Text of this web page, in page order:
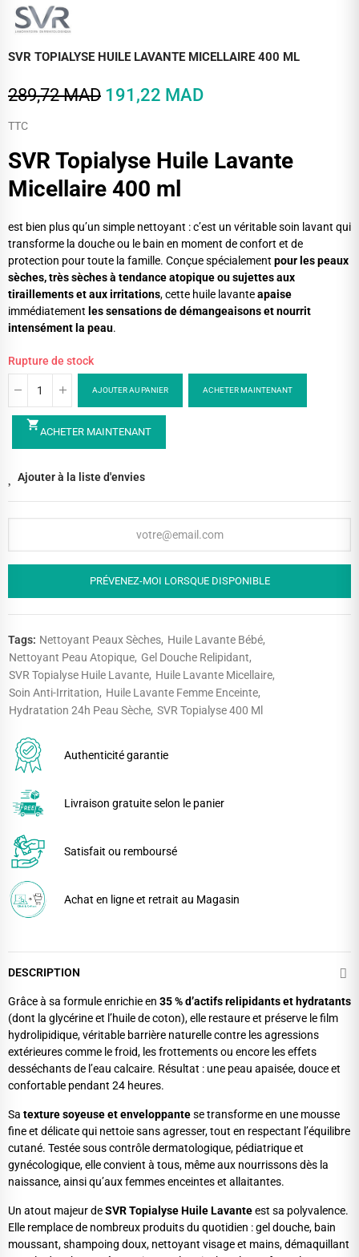
SVR TOPIALYSE HUILE LAVANTE MICELLAIRE 400 ML
289,72 MAD 191,22 MAD
TTC
SVR Topialyse Huile Lavante
Micellaire 400 ml
est bien plus qu’un simple nettoyant : c’est un véritable soin lavant qui
transforme la douche ou le bain en moment de confort et de
protection pour toute la famille. Conçue spécialement pour les peaux
sèches, très sèches à tendance atopique ou sujettes aux
tiraillements et aux irritations, cette huile lavanteapaise
immédiatement les sensations de démangeaisons et nourrit
intensément la peau.
Rupture de stock
AJOUTER AU PANIER ACHETER MAINTENANT
shopping_cartACHETER MAINTENANT
Ajouter à la liste d'envies
PRÉVENEZ-MOI LORSQUE DISPONIBLE
Tags: Nettoyant Peaux Sèches Huile Lavante Bébé
Nettoyant Peau Atopique Gel Douche Relipidant
SVR Topialyse Huile Lavante Huile Lavante Micellaire
Soin Anti-Irritation
Huile Lavante Femme Enceinte
Hydratation 24h Peau Sèche SVR Topialyse 400 Ml
Authenticité garantie
Livraison gratuite selon le panier
Satisfait ou remboursé
Achat en ligne et retrait au Magasin
DESCRIPTION
Grâce à sa formule enrichie en 35 % d’actifs relipidants et hydratants
(dont la glycérine et l’huile de coton), elle restaure et préserve le film
hydrolipidique, véritable barrière naturelle contre les agressions
extérieures comme le froid, les frottements ou encore les effets
desséchants de l’eau calcaire. Résultat : une peau apaisée, douce et
confortable pendant 24 heures.
Sa texture soyeuse et enveloppantese transforme en une mousse
fine et délicate qui nettoie sans agresser, tout en respectant l’équilibre
cutané. Testée sous contrôle dermatologique, pédiatrique et
gynécologique, elle convient à tous, même aux nourrissons dès la
naissance, ainsi qu’aux femmes enceintes et allaitantes.
Un atout majeur deSVR Topialyse Huile Lavanteest sa polyvalence.
Elle remplace de nombreux produits du quotidien : gel douche, bain
moussant, shampoing doux, nettoyant visage et mains, démaquillant